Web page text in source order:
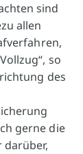
sind
allen
so
des
gerne die
darüber,